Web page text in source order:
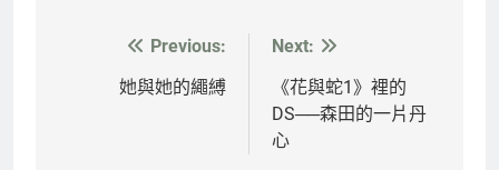
Previous:
她與她的繩縛
Next:
《花與蛇1》裡的
DS──森田的一片丹
心